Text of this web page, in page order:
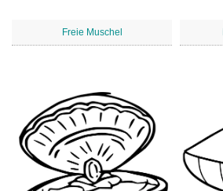
Freie Muschel